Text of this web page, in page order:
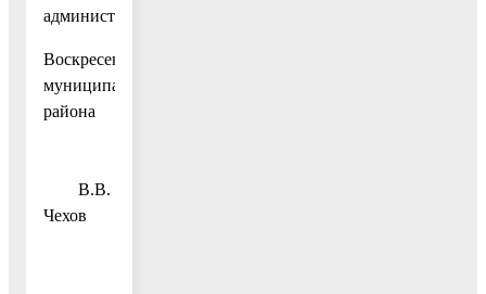
администрации
Воскресенского
муниципального
района
В.В.
Чехов